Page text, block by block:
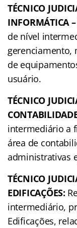
TÉCNICO
INFORMÁTICA
de nível
gerenciamento,
de
usuário.
TÉCNICO
intermediário a
área de
administrativas
TÉCNICO
EDIFICAÇÕES:
intermediário,
Edificações,